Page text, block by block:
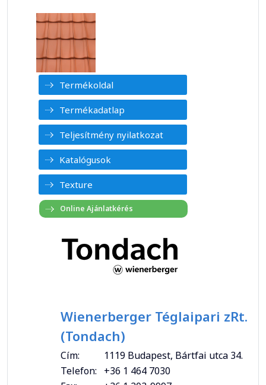
Termékoldal
Termékadatlap
Teljesítmény nyilatkozat
Katalógusok
Texture
Wienerberger Téglaipari zRt.
(Tondach)
Cím:
1119 Budapest, Bártfai utca 34.
Telefon:
+36 1 464 7030